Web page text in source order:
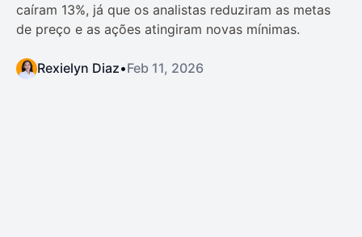
caíram 13%, já que os analistas reduziram as metas
de preço e as ações atingiram novas mínimas.
Rexielyn Diaz•Feb 11, 2026